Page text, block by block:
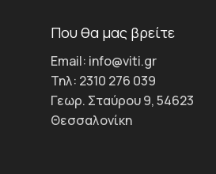
Που θα μας βρείτε
Email: info@viti.gr
Τηλ: 2310 276 039
Γεωρ. Σταύρου 9, 54623
Θεσσαλονίκη